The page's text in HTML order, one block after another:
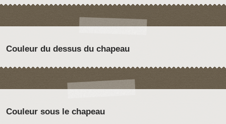
Couleur du dessus du chapeau
Couleur sous le chapeau